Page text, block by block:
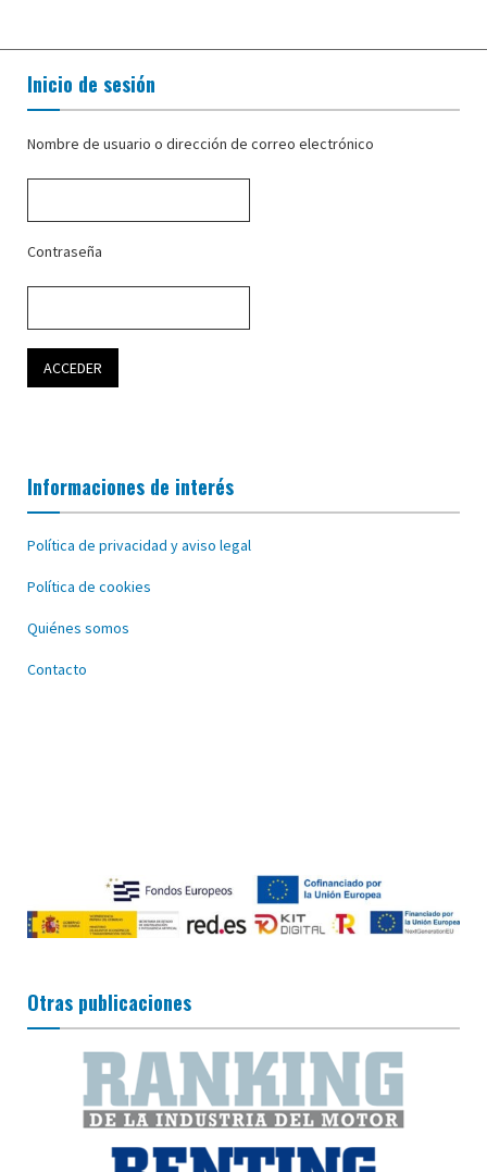
Inicio de sesión
Nombre de usuario o dirección de correo electrónico
Contraseña
Informaciones de interés
Política de privacidad y aviso legal
Política de cookies
Quiénes somos
Contacto
Otras publicaciones